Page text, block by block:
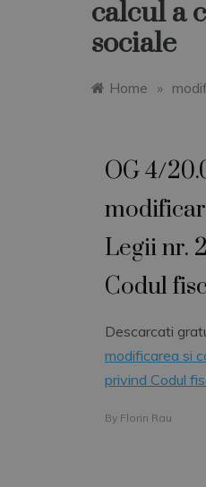
calcul a
sociale
Home »
OG 4/
Legii nr.
Codul
Descarcati
modificarea si
privind Codul
By Florin Rau